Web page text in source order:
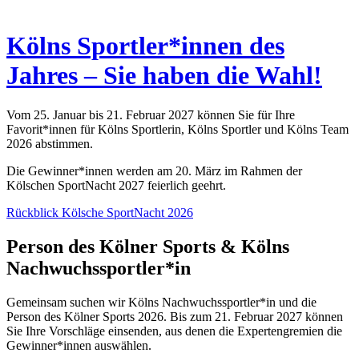
Kölns Sportler*innen des
Jahres – Sie haben die Wahl!
Vom 25. Januar bis 21. Februar 2027 können Sie für Ihre
Favorit*innen für Kölns Sportlerin, Kölns Sportler und Kölns Team
2026 abstimmen.
Die Gewinner*innen werden am 20. März im Rahmen der
Kölschen SportNacht 2027 feierlich geehrt.
Rückblick Kölsche SportNacht 2026
Person des Kölner Sports & Kölns
Nachwuchssportler*in
Gemeinsam suchen wir Kölns Nachwuchssportler*in und die
Person des Kölner Sports 2026. Bis zum 21. Februar 2027 können
Sie Ihre Vorschläge einsenden, aus denen die Expertengremien die
Gewinner*innen auswählen.